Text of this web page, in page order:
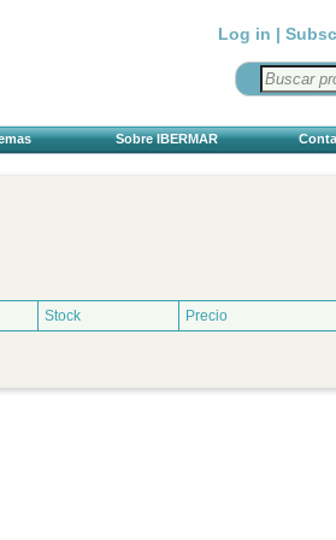
Log in |
Sobre IBERMAR
Stock Precio